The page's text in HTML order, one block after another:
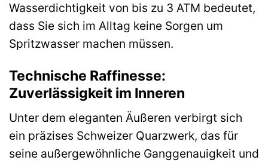
Wasserdichtigkeit von bis zu 3 ATM bedeutet,
dass Sie sich im Alltag keine Sorgen um
Spritzwasser machen müssen.
Technische Raffinesse:
Zuverlässigkeit im Inneren
Unter dem eleganten Äußeren verbirgt sich
ein präzises Schweizer Quarzwerk, das für
seine außergewöhnliche Ganggenauigkeit und